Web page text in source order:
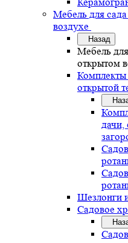
Мебель для
воздухе
Назад
Мебель
открытом
Комплекты
открытой
дачи,
Шезлонги
Садовое